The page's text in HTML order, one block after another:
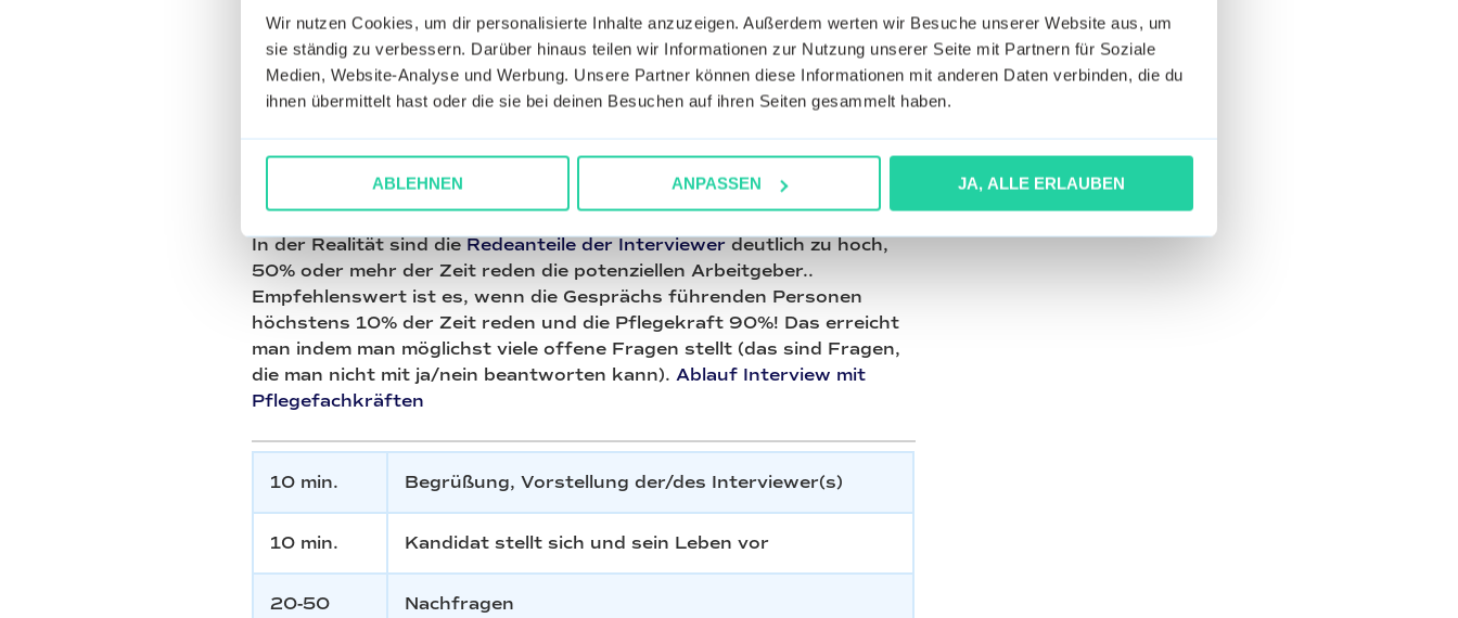
Wir nutzen Cookies, um dir personalisierte Inhalte anzuzeigen. Außerdem werten wir Besuche unserer Website aus, um
sie ständig zu verbessern. Darüber hinaus teilen wir Informationen zur Nutzung unserer Seite mit Partnern für Soziale
Medien, Website-Analyse und Werbung. Unsere Partner können diese Informationen mit anderen Daten verbinden, die du
ihnen übermittelt hast oder die sie bei deinen Besuchen auf ihren Seiten gesammelt haben.
ABLEHNEN ANPASSEN JA, ALLE ERLAUBEN
beispielsweise der Personalleiter/Geschäftsführer zusammen mit dem
Pflegedienst- oder Stationsleiter. Damit das Interview nicht wie ein
Kreuzverhör wirkt, sollte man sich vorher auf eine Rollenverteilung
einigen - der eine führt hauptsächlich das Gespräch, der andere
Wie hoch sollte der Redeanteil des Gesprächs führende
Person sein?
In der Realität sind dieRedeanteile der Interviewerdeutlich zu hoch,
50% oder mehr der Zeit reden die potenziellen Arbeitgeber..
Empfehlenswert ist es, wenn die Gesprächs führenden Personen
höchstens 10% der Zeit reden und die Pflegekraft 90%! Das erreicht
man indem man möglichst viele offene Fragen stellt (das sind Fragen,
die man nicht mit ja/nein beantworten kann). Ablauf Interview mit
Pflegefachkräften
10 min. Begrüßung, Vorstellung der/des Interviewer(s)
10 min. Kandidat stellt sich und sein Leben vor
20-50
Nachfragen